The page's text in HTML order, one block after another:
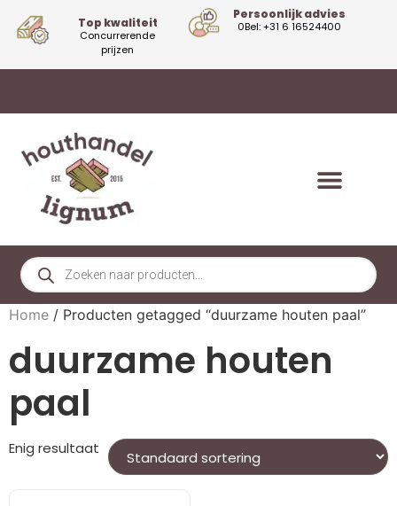
Top kwaliteit
Concurrerende
prijzen
Persoonlijk advies
0Bel: +31 6 16524400
Home / Producten getagged “duurzame houten paal”
duurzame houten
paal
Enig resultaat